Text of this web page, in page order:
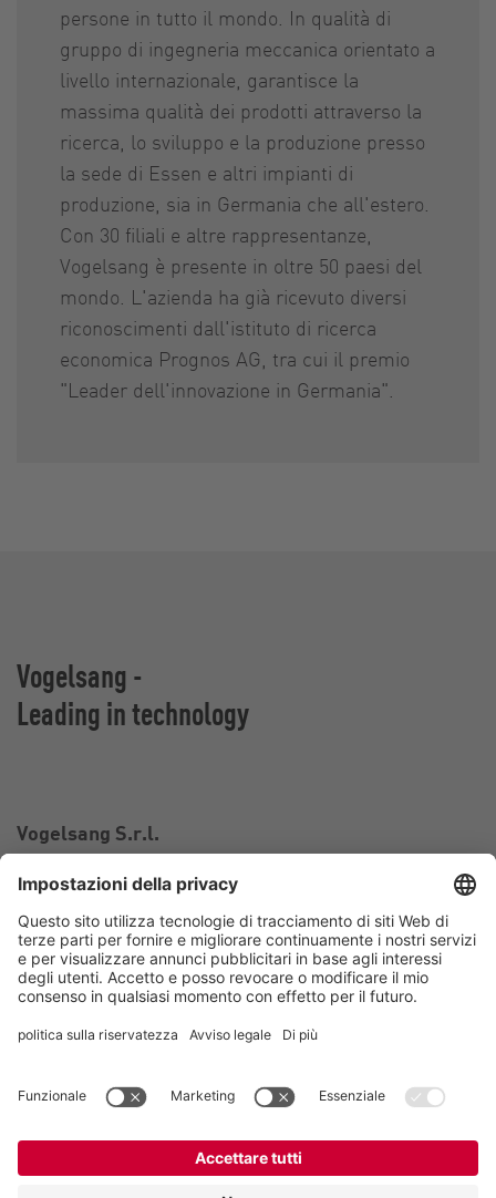
persone in tutto il mondo. In qualità di
gruppo di ingegneria meccanica orientato a
livello internazionale, garantisce la
massima qualità dei prodotti attraverso la
ricerca, lo sviluppo e la produzione presso
la sede di Essen e altri impianti di
produzione, sia in Germania che all'estero.
Con 30 filiali e altre rappresentanze,
Vogelsang è presente in oltre 50 paesi del
mondo. L'azienda ha già ricevuto diversi
riconoscimenti dall'istituto di ricerca
economica Prognos AG, tra cui il premio
"Leader dell'innovazione in Germania".
Vogelsang -
Leading in technology
Vogelsang S.r.l.
26025 Pandino CR
Italia
Contatto
Email:
italy@vogelsang.info